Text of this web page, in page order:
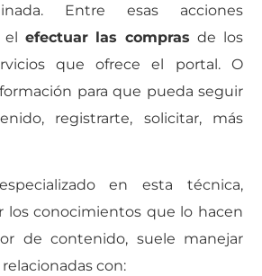
Entre esas acciones
el efectuar las compras de los
que ofrece el portal. O
para que pueda seguir
registrarte, solicitar, más
en esta técnica,
los conocimientos que lo hacen
de contenido, suele manejar
con: